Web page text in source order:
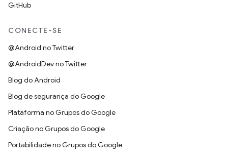
GitHub
CONECTE-SE
@Android no Twitter
@AndroidDev no Twitter
Blog do Android
Blog de segurança do Google
Plataforma no Grupos do Google
Criação no Grupos do Google
Portabilidade no Grupos do Google